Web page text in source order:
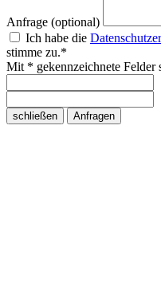
Anfrage (optional)
Ich habe die
stimme zu.*
Mit * gekennzeichnete Felder
schließen Anfragen